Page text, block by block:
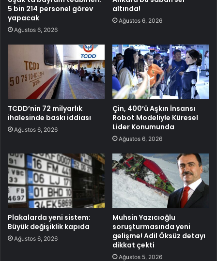
5 bin 214 personel görev
yapacak
Ağustos 6, 2026
altında!
Ağustos 6, 2026
TCDD’nin 72 milyarlık
ihalesinde baskı iddiası
Ağustos 6, 2026
Çin, 400’ü Aşkın İnsansı
Robot Modeliyle Küresel
Lider Konumunda
Ağustos 6, 2026
Plakalarda yeni sistem:
Büyük değişiklik kapıda
Ağustos 6, 2026
Muhsin Yazıcıoğlu
soruşturmasında yeni
gelişme! Adil Öksüz detayı
dikkat çekti
Ağustos 5, 2026